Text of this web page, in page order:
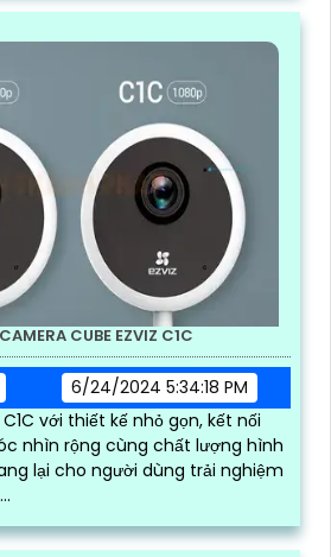
CUBE EZVIZ C1C
6/24/2024 5:34:18 PM
với thiết kế nhỏ gọn, kết nối
nhìn rộng cùng chất lượng hình
lại cho người dùng trải nghiệm